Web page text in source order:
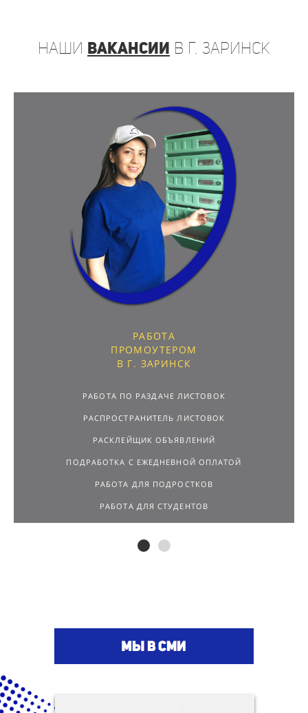
наши вакансии в г. Заринск
РАБОТА
ПРОМОУТЕРОМ
В Г. ЗАРИНСК
РАБОТА ПО РАЗДАЧЕ ЛИСТОВОК
РАСПРОСТРАНИТЕЛЬ ЛИСТОВОК
РАСКЛЕЙЩИК ОБЪЯВЛЕНИЙ
ПОДРАБОТКА С ЕЖЕДНЕВНОЙ ОПЛАТОЙ
РАБОТА ДЛЯ ПОДРОСТКОВ
РАБОТА ДЛЯ СТУДЕНТОВ